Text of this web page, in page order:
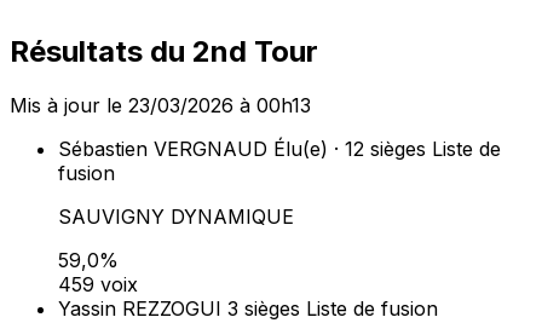
Résultats du 2nd Tour
Mis à jour le 23/03/2026 à 00h13
Sébastien VERGNAUD Élu(e) · 12 sièges Liste de
fusion
SAUVIGNY DYNAMIQUE
59,0%
459 voix
Yassin REZZOGUI 3 sièges Liste de fusion